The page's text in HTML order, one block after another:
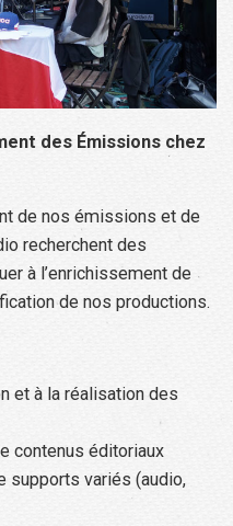
des Émissions chez
de nos émissions et de
recherchent des
à l’enrichissement de
de nos productions.
et à la réalisation des
contenus éditoriaux
supports variés (audio,